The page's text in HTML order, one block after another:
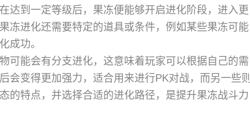
达到一定等级后，果冻便能够开启进化阶段，进入更
冻进化还需要特定的道具或条件，例如某些果冻可能
成功。
可能会有分支进化，这意味着玩家可以根据自己的需
会变得更加强力，适合用来进行PK对战，而另一些则
的特点，并选择合适的进化路径，是提升果冻战斗力